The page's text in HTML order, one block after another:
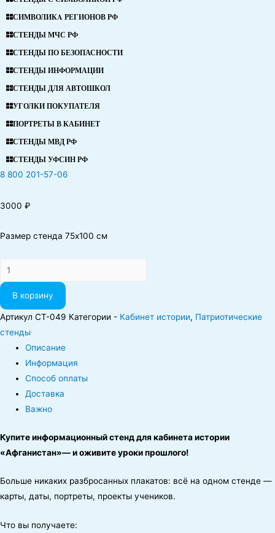
СИМВОЛИКA РЕГИОНОВ РФ
СТЕНДЫ МЧС РФ
СТЕНДЫ ПО БЕЗОПАСНОСТИ
СТЕНДЫ ИНФОРМАЦИИ
СТЕНДЫ ДЛЯ АВТОШКОЛ
УГОЛКИ ПОКУПАТЕЛЯ
ПОРТРЕТЫ В КАБИНЕТ
СТЕНДЫ МВД РФ
СТЕНДЫ УФСИН РФ
8 800 201-57-06
3000 ₽
Размер стенда 75х100 см
Количество
В корзину
Артикул CT-049 Категории - Кабинет истории, Патриотические
стенды
Описание
Информация
Способ оплаты
Доставка
Важно
Купитеинформационныйстенддлякабинетаистории
«Афганистан»— иоживитеурокипрошлого!
Больше никаких разбросанных плакатов: всё на одном стенде —
карты, даты, портреты, проекты учеников.
Что вы получаете: